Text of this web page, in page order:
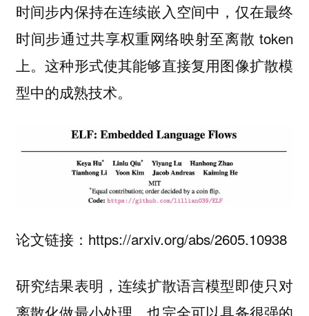
时间步内保持在连续嵌入空间中，仅在最终
时间步通过共享权重网络映射至离散 token
上。这种形式使其能够直接复用图像扩散模
型中的成熟技术。
论文链接：https://arxiv.org/abs/2605.10938
研究结果表明，连续扩散语言模型即使只对